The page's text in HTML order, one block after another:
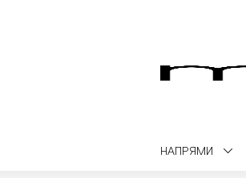
НАПРЯМИ